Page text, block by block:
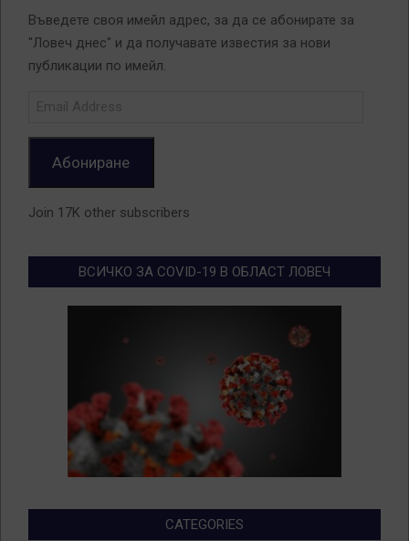
Въведете своя имейл адрес, за да се абонирате за
"Ловеч днес" и да получавате известия за нови
публикации по имейл.
Абониране
Join 17K other subscribers
ВСИЧКО ЗА COVID-19 В ОБЛАСТ ЛОВЕЧ
CATEGORIES